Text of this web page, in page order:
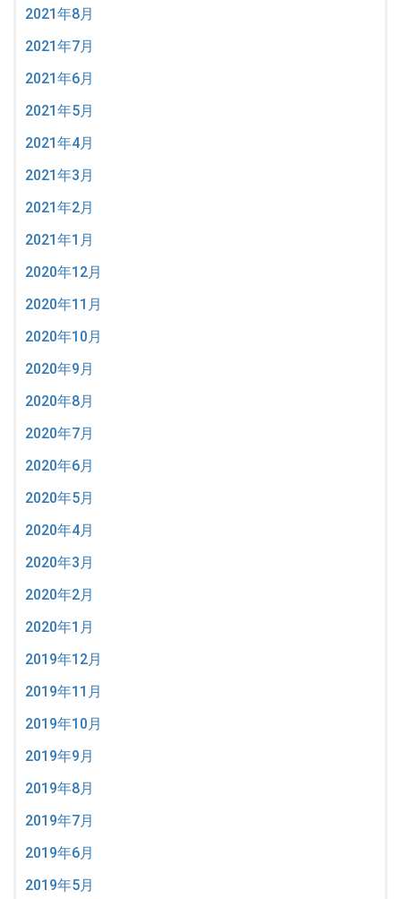
2021年8月
2021年7月
2021年6月
2021年5月
2021年4月
2021年3月
2021年2月
2021年1月
2020年12月
2020年11月
2020年10月
2020年9月
2020年8月
2020年7月
2020年6月
2020年5月
2020年4月
2020年3月
2020年2月
2020年1月
2019年12月
2019年11月
2019年10月
2019年9月
2019年8月
2019年7月
2019年6月
2019年5月